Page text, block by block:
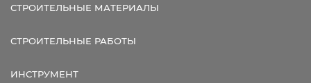
СТРОИТЕЛЬНЫЕ МАТЕРИАЛЫ
СТРОИТЕЛЬНЫЕ РАБОТЫ
ИНСТРУМЕНТ